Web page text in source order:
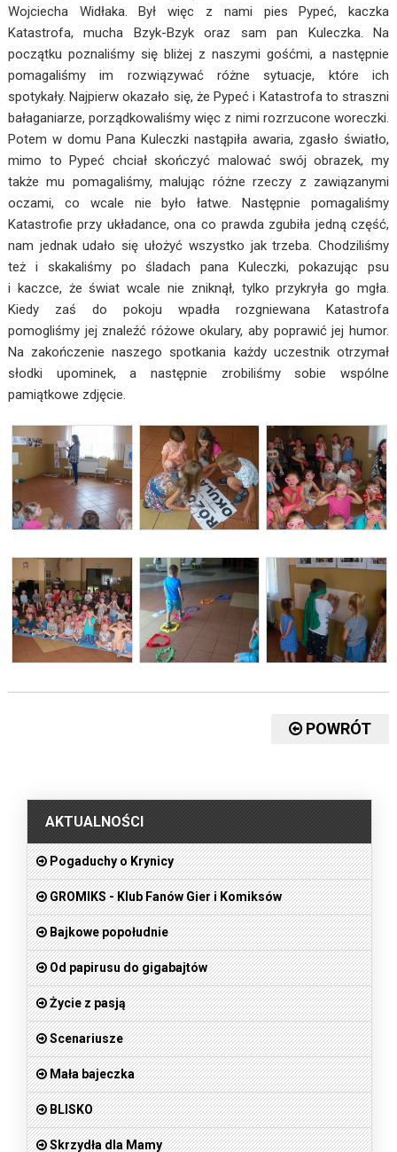
Wojciecha Widłaka. Był więc z nami pies Pypeć, kaczka
Katastrofa, mucha Bzyk-Bzyk oraz sam pan Kuleczka. Na
początku poznaliśmy się bliżej z naszymi gośćmi, a następnie
pomagaliśmy im rozwiązywać różne sytuacje, które ich
spotykały. Najpierw okazało się, że Pypeć i Katastrofa to straszni
bałaganiarze, porządkowaliśmy więc z nimi rozrzucone woreczki.
Potem w domu Pana Kuleczki nastąpiła awaria, zgasło światło,
mimo to Pypeć chciał skończyć malować swój obrazek, my
także mu pomagaliśmy, malując różne rzeczy z zawiązanymi
oczami, co wcale nie było łatwe. Następnie pomagaliśmy
Katastrofie przy układance, ona co prawda zgubiła jedną część,
nam jednak udało się ułożyć wszystko jak trzeba. Chodziliśmy
też i skakaliśmy po śladach pana Kuleczki, pokazując psu
i kaczce, że świat wcale nie zniknął, tylko przykryła go mgła.
Kiedy zaś do pokoju wpadła rozgniewana Katastrofa
pomogliśmy jej znaleźć różowe okulary, aby poprawić jej humor.
Na zakończenie naszego spotkania każdy uczestnik otrzymał
słodki upominek, a następnie zrobiliśmy sobie wspólne
pamiątkowe zdjęcie.
POWRÓT
AKTUALNOŚCI
Pogaduchy o Krynicy
GROMIKS - Klub Fanów Gier i Komiksów
Bajkowe popołudnie
Od papirusu do gigabajtów
Życie z pasją
Scenariusze
Mała bajeczka
BLISKO
Skrzydła dla Mamy